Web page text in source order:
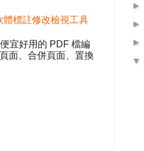
體標註修改檢視工具
宜好用的 PDF 檔編
面、合併頁面、置換
►
►
►
▼